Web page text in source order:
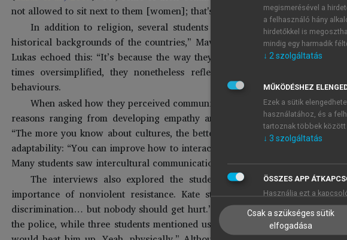
not allowed to sit next to them [women]; that's the religion thing.”
In addition to religion, several students attributed cultural differences
historical backgrounds of the countries,” Maverick noted, adding that
Lukas echoed this: “It’s because the way they grew up and their history
times oversimplified, they nonetheless reflected the students’ attempts
behaviours.
When asked how they perceived communication with people from
reasons ranging from developing empathy and building friendships to
“The more you know about cultures, the better you understand people… I
adaptability: “You can improve how to interact and approach someone… try
Many students saw intercultural communication as a necessary part of both
The interviews also explored the students’ willingness to take
importance of nonviolent resistance. Kate stated, “We need some
discrimination… but nobody should get hurt.” Several advocated for
the police, while three students mentioned using physical force in extreme
megismerésével a
a felhasználó hány
hirdetőkkel is
mindig egy harmadik
↓ 2szolgáltatás
MŰKÖDÉSHEZ
Ezek a sütik
használatához, és a
tartoznak többek
↓ 3 szolgáltatás
ÖSSZES APP
Használja ezt a
Csak a szükséges sütik
elfogadása